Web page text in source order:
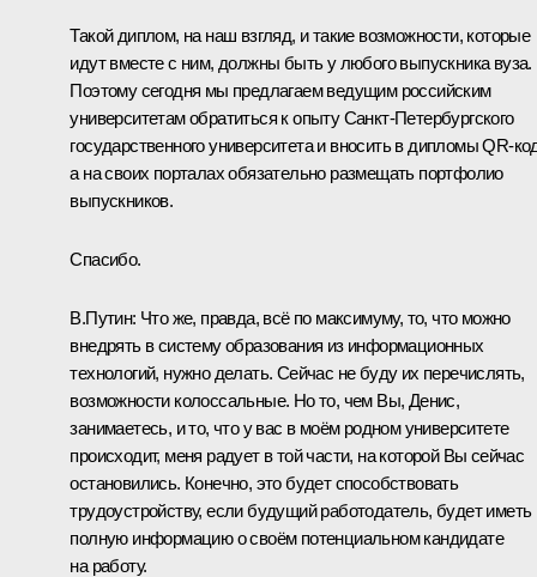
Такой диплом, на наш взгляд, и такие возможности, которые
идут вместе с ним, должны быть у любого выпускника вуза.
Поэтому сегодня мы предлагаем ведущим российским
университетам обратиться к опыту Санкт-Петербургского
государственного университета и вносить в дипломы QR-
а на своих порталах обязательно размещать портфолио
выпускников.
Спасибо.
В.Путин: Что же, правда, всё по максимуму, то, что можно
внедрять в систему образования из информационных
технологий, нужно делать. Сейчас не буду их перечислять,
возможности колоссальные. Но то, чем Вы, Денис,
занимаетесь, и то, что у вас в моём родном университете
происходит, меня радует в той части, на которой Вы сейчас
остановились. Конечно, это будет способствовать
трудоустройству, если будущий работодатель, будет иметь
полную информацию о своём потенциальном кандидате
на работу.